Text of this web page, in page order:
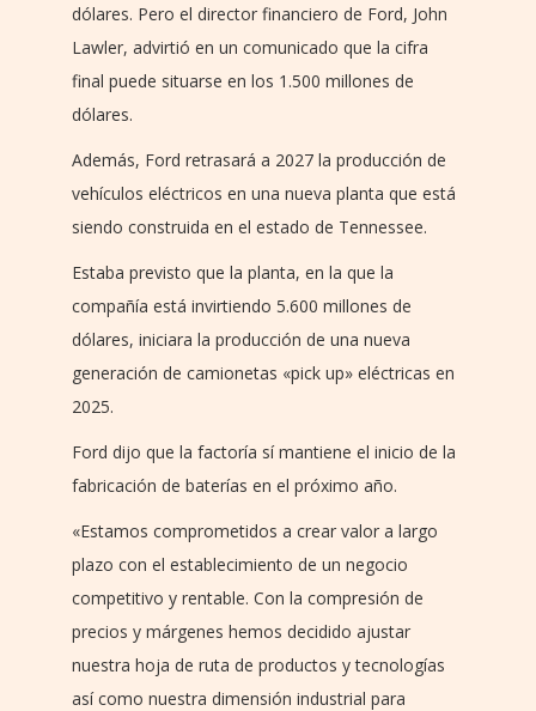
dólares. Pero el director financiero de Ford, John
Lawler, advirtió en un comunicado que la cifra
final puede situarse en los 1.500 millones de
dólares.
Además, Ford retrasará a 2027 la producción de
vehículos eléctricos en una nueva planta que está
siendo construida en el estado de Tennessee.
Estaba previsto que la planta, en la que la
compañía está invirtiendo 5.600 millones de
dólares, iniciara la producción de una nueva
generación de camionetas «pick up» eléctricas en
2025.
Ford dijo que la factoría sí mantiene el inicio de la
fabricación de baterías en el próximo año.
«Estamos comprometidos a crear valor a largo
plazo con el establecimiento de un negocio
competitivo y rentable. Con la compresión de
precios y márgenes hemos decidido ajustar
nuestra hoja de ruta de productos y tecnologías
así como nuestra dimensión industrial para